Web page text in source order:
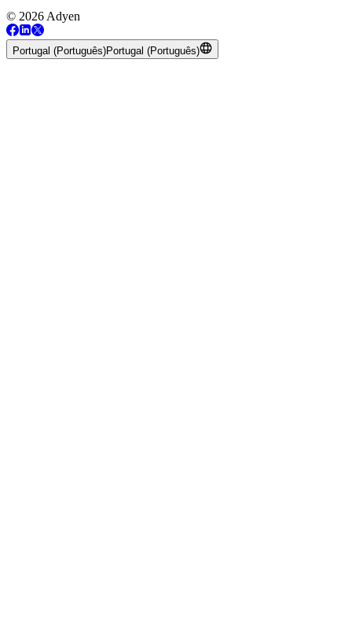
© 2026 Adyen
Portugal (Português)Portugal (Português)